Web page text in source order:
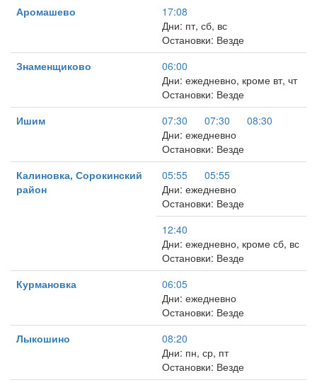
Аромашево
17:08
Дни: пт, сб, вс
Остановки: Везде
Знаменщиково
06:00
Дни: ежедневно, кроме вт, чт
Остановки: Везде
Ишим
07:30 07:30
08:30
Дни: ежедневно
Остановки: Везде
Калиновка, Сорокинский
район
05:55
05:55
Дни: ежедневно
Остановки: Везде
12:40
Дни: ежедневно, кроме сб, вс
Остановки: Везде
Курмановка
06:05
Дни: ежедневно
Остановки: Везде
Лыкошино
08:20
Дни: пн, ср, пт
Остановки: Везде